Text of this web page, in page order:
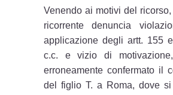
Venendo ai motivi del ricorso,
ricorrente denuncia
applicazione degli artt. 155
c.c. e vizio di
erroneamente confermato il
del figlio T. a Roma, dove